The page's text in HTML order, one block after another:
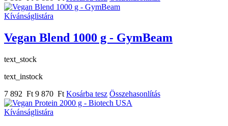
Kívánságlistára
Vegan Blend 1000 g - GymBeam
text_stock
text_instock
7 892 Ft 9 870 Ft Kosárba tesz Összehasonlítás
Kívánságlistára